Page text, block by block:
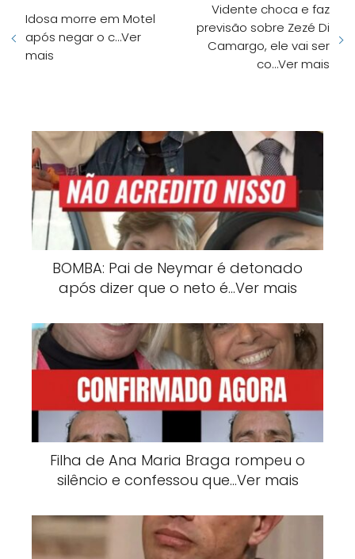
Idosa morre em Motel
após negar o c…Ver
mais
Vidente choca e faz
previsão sobre Zezé Di
Camargo, ele vai ser
co…Ver mais
BOMBA: Pai de Neymar é detonado
após dizer que o neto é…Ver mais
Filha de Ana Maria Braga rompeu o
silêncio e confessou que…Ver mais